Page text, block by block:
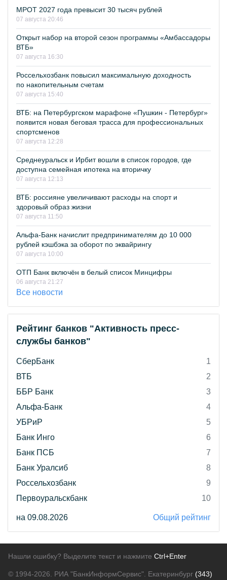
МРОТ 2027 года превысит 30 тысяч рублей
07 августа 20:46
Открыт набор на второй сезон программы «Амбассадоры
ВТБ»
07 августа 16:30
Россельхозбанк повысил максимальную доходность
по накопительным счетам
07 августа 15:40
ВТБ: на Петербургском марафоне «Пушкин - Петербург»
появится новая беговая трасса для профессиональных
спортсменов
07 августа 12:28
Среднеуральск и Ирбит вошли в список городов, где
доступна семейная ипотека на вторичку
07 августа 12:13
ВТБ: россияне увеличивают расходы на спорт и
здоровый образ жизни
07 августа 11:50
Альфа-Банк начислит предпринимателям до 10 000
рублей кэшбэка за оборот по эквайрингу
07 августа 10:00
ОТП Банк включён в белый список Минцифры
06 августа 21:27
Все новости
Рейтинг банков "Активность пресс-
службы банков"
СберБанк
1
ВТБ
2
ББР Банк
3
Альфа-Банк
4
УБРиР
5
Банк Инго
6
Банк ПСБ
7
Банк Уралсиб
8
Россельхозбанк
9
Первоуральскбанк
10
на 09.08.2026 Общий рейтинг
Нашли ошибку? Выделите текст и нажмите Ctrl+Enter
© 1994-2026. РИА "БанкИнформСервис". Екатеринбург (343)